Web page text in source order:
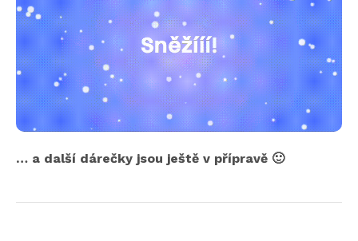
… a další dárečky jsou ještě v přípravě 🙂